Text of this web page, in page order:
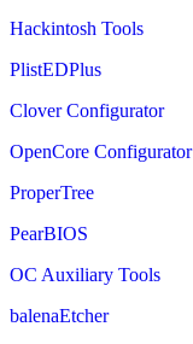
Hackintosh Tools
PlistEDPlus
Clover Configurator
OpenCore Configurator
ProperTree
PearBIOS
OC Auxiliary Tools
balenaEtcher